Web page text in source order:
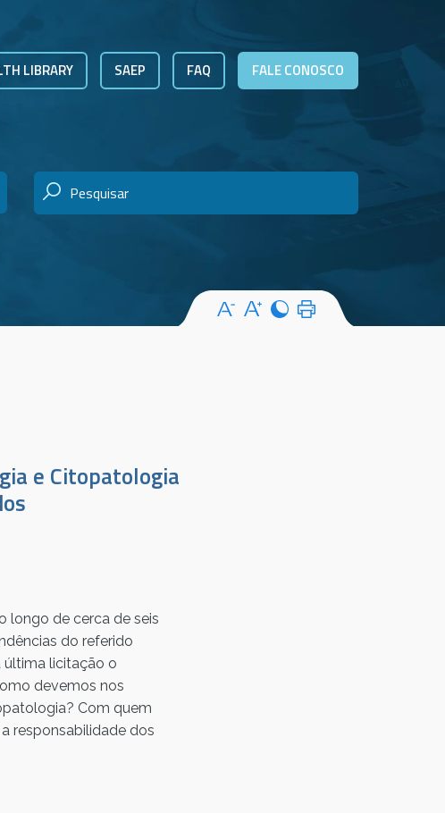
LIBRARY SAEP FAQ FALE CONOSCO
e Citopatologia
longo de cerca de seis
do referido
última licitação o
devemos nos
Com quem
responsabilidade dos